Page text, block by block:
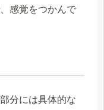
感覚をつかんで
分には具体的な